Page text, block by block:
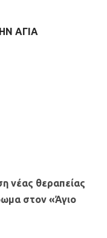
ΑΓΙΑ
νέας θεραπείας
στον «Άγιο